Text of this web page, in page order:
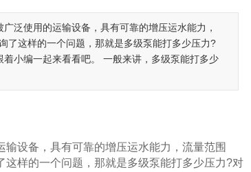
泛使用的运输设备，具有可靠的增压运水能力，
了这样的一个问题，那就是多级泵能打多少压力?
小编一起来看看吧。 一般来讲，多级泵能打多少
设备，具有可靠的增压运水能力，流量范围
样的一个问题，那就是多级泵能打多少压力?对